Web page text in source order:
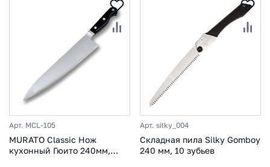
Арт. MCL-105
MURATO Classic Нож
кухонный Гюито 240мм,
Арт. silky_004
Складная пила Silky Gomboy
240 мм, 10 зубьев